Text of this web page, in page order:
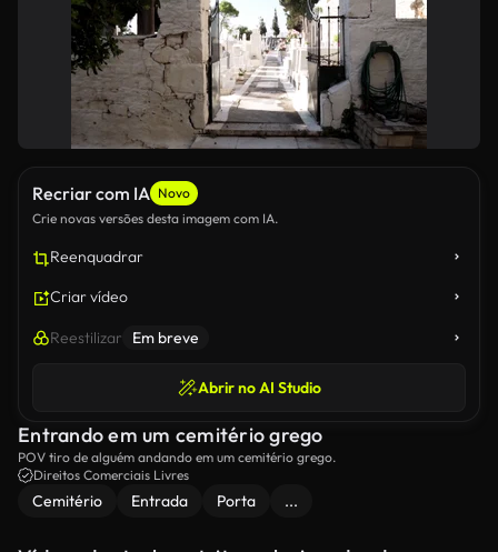
Recriar com IA Novo
Crie novas versões desta imagem com IA.
Reenquadrar
Criar vídeo
Reestilizar Em breve
Abrir no AI Studio
Entrando em um cemitério grego
POV tiro de alguém andando em um cemitério grego.
Direitos Comerciais Livres
Cemitério Entrada Porta ...